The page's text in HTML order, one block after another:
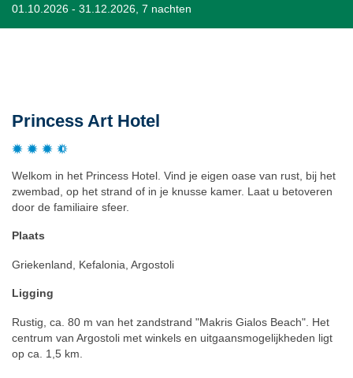
01.10.2026 - 31.12.2026, 7 nachten
Princess Art Hotel
Welkom in het Princess Hotel. Vind je eigen oase van rust, bij het
zwembad, op het strand of in je knusse kamer. Laat u betoveren
door de familiaire sfeer.
Plaats
Griekenland, Kefalonia, Argostoli
Ligging
Rustig, ca. 80 m van het zandstrand "Makris Gialos Beach". Het
centrum van Argostoli met winkels en uitgaansmogelijkheden ligt
op ca. 1,5 km.